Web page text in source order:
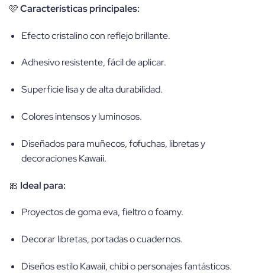
🩷Características principales:
Efecto cristalino con reflejo brillante.
Adhesivo resistente, fácil de aplicar.
Superficie lisa y de alta durabilidad.
Colores intensos y luminosos.
Diseñados para muñecos, fofuchas, libretas y
decoraciones Kawaii.
🎀 Ideal para:
Proyectos de goma eva, fieltro o foamy.
Decorar libretas, portadas o cuadernos.
Diseños estilo Kawaii, chibi o personajes fantásticos.